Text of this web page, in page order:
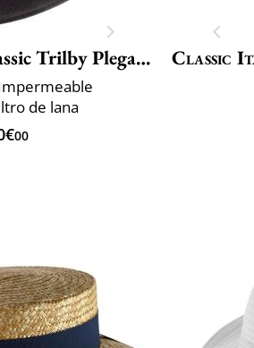
Trilby Plegable
de lana
00
Classic